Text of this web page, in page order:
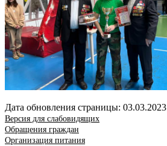
Дата обновления страницы: 03.03.2023
Версия для слабовидящих
Обращения граждан
Организация питания